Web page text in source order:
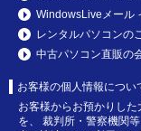
WindowsLiveメール
レンタルパソコンの
中古パソコン直販の
お客様の個人情報につい
お客様からお預かりし
を、 裁判所・警察機関